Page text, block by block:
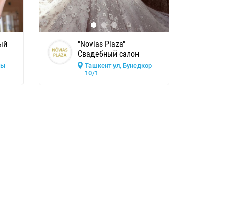
"Novias Plaza"
Свадебный салон
Ташкент ул, Бунедкор
10/1